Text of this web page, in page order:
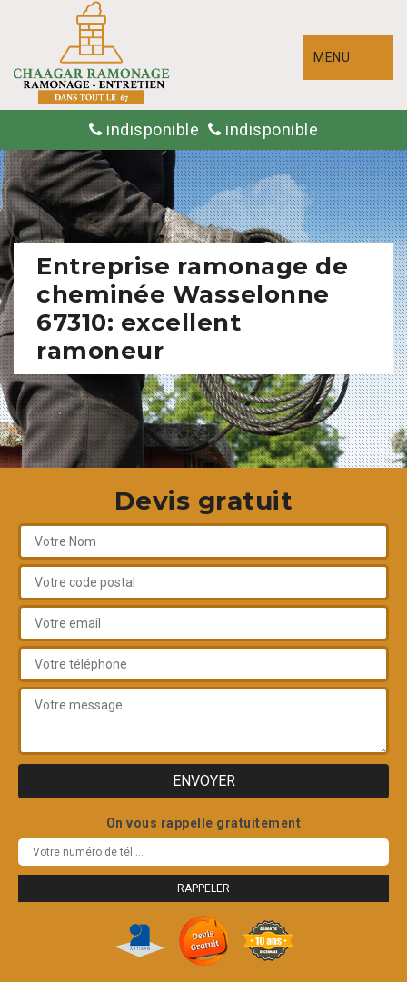
MENU
indisponible indisponible
Entreprise ramonage de
cheminée Wasselonne
67310: excellent
ramoneur
Devis gratuit
On vous rappelle gratuitement